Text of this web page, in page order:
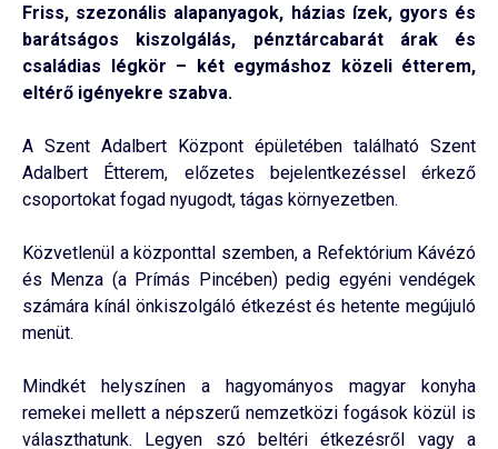
Friss, szezonális alapanyagok, házias ízek, gyors és
barátságos kiszolgálás, pénztárcabarát árak és
családias légkör – két egymáshoz közeli étterem,
eltérő igényekre szabva.
A Szent Adalbert Központ épületében található Szent
Adalbert Étterem, előzetes bejelentkezéssel érkező
csoportokat fogad nyugodt, tágas környezetben.
Közvetlenül a központtal szemben, a Refektórium Kávézó
és Menza (a Prímás Pincében) pedig egyéni vendégek
számára kínál önkiszolgáló étkezést és hetente megújuló
menüt.
Mindkét helyszínen a hagyományos magyar konyha
remekei mellett a népszerű nemzetközi fogások közül is
választhatunk. Legyen szó beltéri étkezésről vagy a